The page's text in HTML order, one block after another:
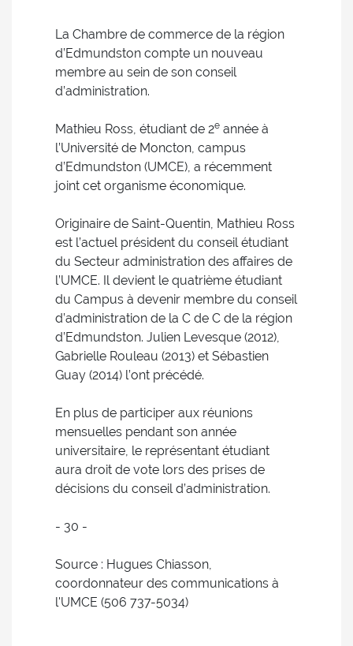
La Chambre de commerce de la région
d’Edmundston compte un nouveau
membre au sein de son conseil
d’administration.
Mathieu Ross, étudiant de 2e année à
l’Université de Moncton, campus
d’Edmundston (UMCE), a récemment
joint cet organisme économique.
Originaire de Saint-Quentin, Mathieu Ross
est l’actuel président du conseil étudiant
du Secteur administration des affaires de
l’UMCE. Il devient le quatrième étudiant
du Campus à devenir membre du conseil
d’administration de la C de C de la région
d’Edmundston. Julien Levesque (2012),
Gabrielle Rouleau (2013) et Sébastien
Guay (2014) l’ont précédé.
En plus de participer aux réunions
mensuelles pendant son année
universitaire, le représentant étudiant
aura droit de vote lors des prises de
décisions du conseil d’administration.
- 30 -
Source : Hugues Chiasson,
coordonnateur des communications à
l'UMCE (506 737-5034)